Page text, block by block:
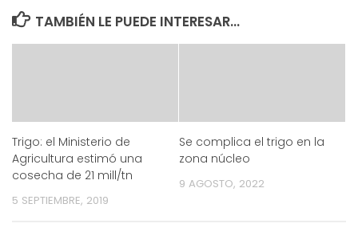
TAMBIÉN LE PUEDE INTERESAR...
Trigo: el Ministerio de
Agricultura estimó una
cosecha de 21 mill/tn
5 SEPTIEMBRE, 2019
Se complica el trigo en la
zona núcleo
9 AGOSTO, 2022